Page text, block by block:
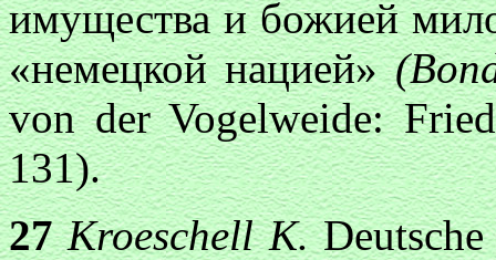
имущества и божией
«немецкой нацией»
von der Vogelweide:
131).
27 Kroeschell К.